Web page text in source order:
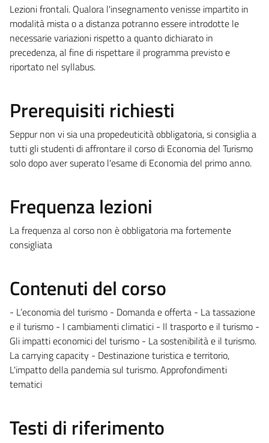
Lezioni frontali. Qualora l'insegnamento venisse impartito in
modalità mista o a distanza potranno essere introdotte le
necessarie variazioni rispetto a quanto dichiarato in
precedenza, al fine di rispettare il programma previsto e
riportato nel syllabus.
Prerequisiti richiesti
Seppur non vi sia una propedeuticità obbligatoria, si consiglia a
tutti gli studenti di affrontare il corso di Economia del Turismo
solo dopo aver superato l'esame di Economia del primo anno.
Frequenza lezioni
La frequenza al corso non è obbligatoria ma fortemente
consigliata
Contenuti del corso
- L’economia del turismo - Domanda e offerta - La tassazione
e il turismo - I cambiamenti climatici - Il trasporto e il turismo -
Gli impatti economici del turismo - La sostenibilità e il turismo.
La carrying capacity - Destinazione turistica e territorio,
L'impatto della pandemia sul turismo. Approfondimenti
tematici
Testi di riferimento